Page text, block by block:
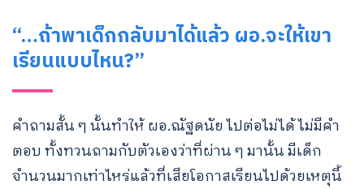
“…ถ้าพาเด็กกลับมาได้แล้ว ผอ.จะให้เขา
เรียนแบบไหน?”
คำถามสั้น ๆ นั้นทำให้ ผอ.ณัฐดนัย ไปต่อไม่ได้ ไม่มีคำ
ตอบ ทั้งทวนถามกับตัวเองว่าที่ผ่าน ๆ มานั้น มีเด็ก
จำนวนมากเท่าไหร่แล้วที่เสียโอกาสเรียนไปด้วยเหตุนี้